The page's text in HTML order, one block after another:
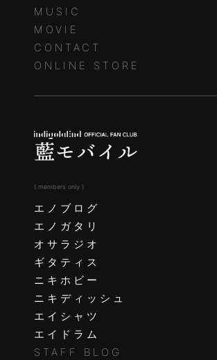
MUSIC
MOVIE
CONTACT
ONLINE STORE
( members only )
エノブログ
エノガタリ
オサラジオ
ギタティス
ニキホビー
ニキディッシュ
エイシャツ
エイドラム
STAFF BLOG